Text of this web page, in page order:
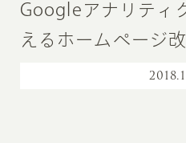
Googleアナリティ
えるホームページ
2018.